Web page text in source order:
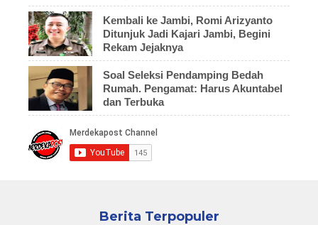
Kembali ke Jambi, Romi Arizyanto
Ditunjuk Jadi Kajari Jambi, Begini
Rekam Jejaknya
Soal Seleksi Pendamping Bedah
Rumah. Pengamat: Harus Akuntabel
dan Terbuka
Berita Terpopuler